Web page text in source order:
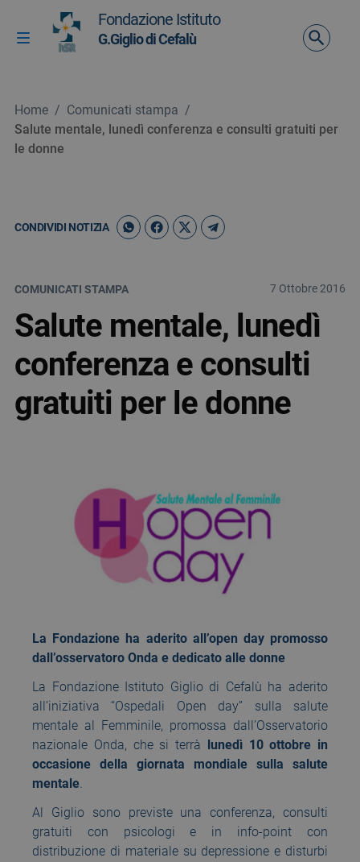
Vai ai contenuti
Vai al menu di navigazione
Vai al footer
Attiva / disattiva la navigazione
Fondazione Istituto
G.Giglio di Cefalù
Home / Comunicati stampa /
Salute mentale, lunedì conferenza e consulti gratuiti per
le donne
CONDIVIDI NOTIZIA
COMUNICATI STAMPA 7 Ottobre 2016
Salute mentale, lunedì
conferenza e consulti
gratuiti per le donne
La Fondazione ha aderito all’open day promosso
dall’osservatoro Onda e dedicato alle donne
La Fondazione Istituto Giglio di Cefalù ha aderito
all’iniziativa “Ospedali Open day” sulla salute
mentale al Femminile, promossa dall’Osservatorio
nazionale Onda, che si terrà lunedì 10 ottobre in
occasione della giornata mondiale sulla salute
mentale.
Al Giglio sono previste una conferenza, consulti
gratuiti con psicologi e in info-point con
distribuzione di materiale su depressione e disturbi